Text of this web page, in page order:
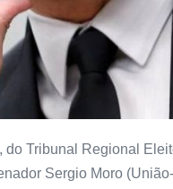
Tribunal Regional
Sergio Moro